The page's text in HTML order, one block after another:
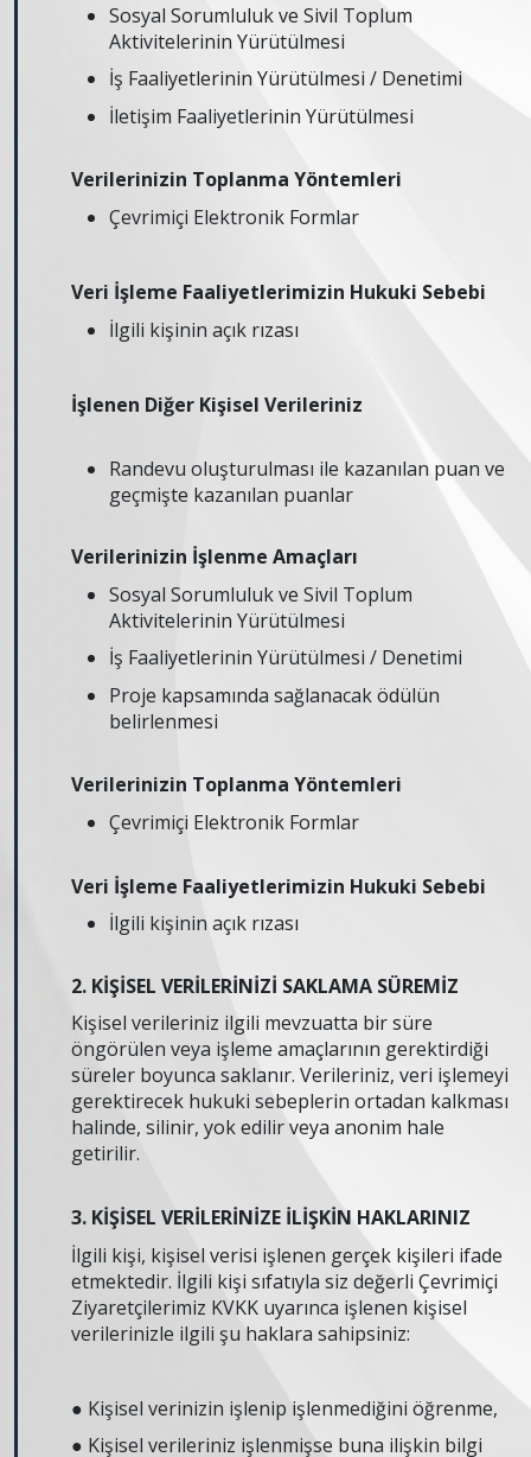
Sosyal Sorumluluk ve Sivil Toplum
Aktivitelerinin Yürütülmesi
İş Faaliyetlerinin Yürütülmesi / Denetimi
İletişim Faaliyetlerinin Yürütülmesi
Verilerinizin Toplanma Yöntemleri
Çevrimiçi Elektronik Formlar
Veri İşleme Faaliyetlerimizin Hukuki Sebebi
İlgili kişinin açık rızası
İşlenen Diğer Kişisel Verileriniz
Randevu oluşturulması ile kazanılan puan ve
geçmişte kazanılan puanlar
Verilerinizin İşlenme Amaçları
Sosyal Sorumluluk ve Sivil Toplum
Aktivitelerinin Yürütülmesi
İş Faaliyetlerinin Yürütülmesi / Denetimi
Proje kapsamında sağlanacak ödülün
belirlenmesi
Verilerinizin Toplanma Yöntemleri
Çevrimiçi Elektronik Formlar
Veri İşleme Faaliyetlerimizin Hukuki Sebebi
İlgili kişinin açık rızası
2. KİŞİSEL VERİLERİNİZİ SAKLAMA SÜREMİZ
Kişisel verileriniz ilgili mevzuatta bir süre
öngörülen veya işleme amaçlarının gerektirdiği
süreler boyunca saklanır. Verileriniz, veri işlemeyi
gerektirecek hukuki sebeplerin ortadan kalkması
halinde, silinir, yok edilir veya anonim hale
getirilir.
3. KİŞİSEL VERİLERİNİZE İLİŞKİN HAKLARINIZ
İlgili kişi, kişisel verisi işlenen gerçek kişileri ifade
etmektedir. İlgili kişi sıfatıyla siz değerli Çevrimiçi
Ziyaretçilerimiz KVKK uyarınca işlenen kişisel
verilerinizle ilgili şu haklara sahipsiniz:
● Kişisel verinizin işlenip işlenmediğini öğrenme,
● Kişisel verileriniz işlenmişse buna ilişkin bilgi